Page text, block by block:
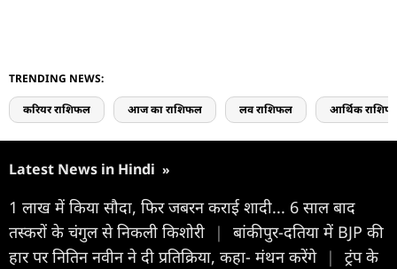
TRENDING NEWS:
करियर राशिफल आज का राशिफल लव राशिफल आर्थिक
Latest News in Hindi »
1 लाख में किया सौदा, फिर जबरन कराई शादी... 6 साल बाद
तस्करों के चंगुल से निकली किशोरी
|
बांकीपुर-दतिया में BJP की
हार पर नितिन नवीन ने दी प्रतिक्रिया, कहा- मंथन करेंगे |
ट्रंप के